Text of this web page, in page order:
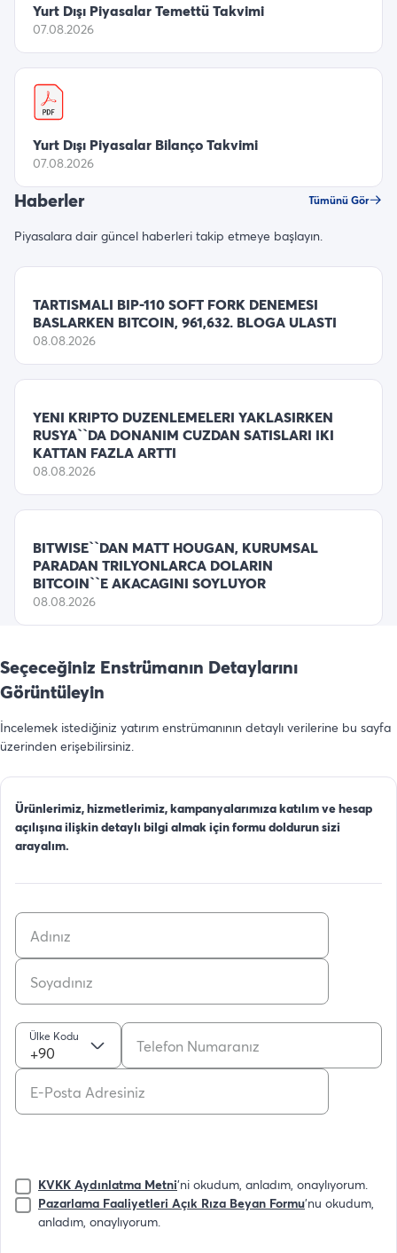
Yurt Dışı Piyasalar Temettü Takvimi
07.08.2026
Yurt Dışı Piyasalar Bilanço Takvimi
07.08.2026
Haberler Tümünü Gör
Piyasalara dair güncel haberleri takip etmeye başlayın.
TARTISMALI BIP-110 SOFT FORK DENEMESI
BASLARKEN BITCOIN, 961,632. BLOGA ULASTI
08.08.2026
YENI KRIPTO DUZENLEMELERI YAKLASIRKEN
RUSYA``DA DONANIM CUZDAN SATISLARI IKI
KATTAN FAZLA ARTTI
08.08.2026
BITWISE``DAN MATT HOUGAN, KURUMSAL
PARADAN TRILYONLARCA DOLARIN
BITCOIN``E AKACAGINI SOYLUYOR
08.08.2026
Seçeceğiniz Enstrümanın Detaylarını
Görüntüleyin
İncelemek istediğiniz yatırım enstrümanının detaylı verilerine bu sayfa
üzerinden erişebilirsiniz.
Ürünlerimiz, hizmetlerimiz, kampanyalarımıza katılım ve hesap
açılışına ilişkin detaylı bilgi almak için formu doldurun sizi
arayalım.
Ülke Kodu
+90
KVKK Aydınlatma Metni'ni okudum, anladım, onaylıyorum.
Pazarlama Faaliyetleri Açık Rıza Beyan Formu'nu okudum,
anladım, onaylıyorum.